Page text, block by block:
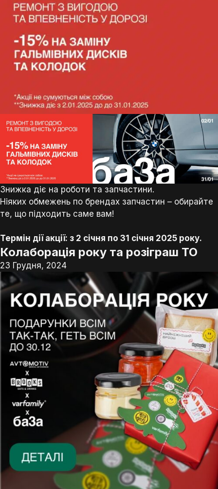
Знижка діє на роботи та запчастини.
Ніяких обмежень по брендах запчастин – обирайте
те, що підходить саме вам!
Термін дії акції: з 2 січня по 31 січня 2025 року.
Колаборація року та розіграш ТО
23 Грудня, 2024